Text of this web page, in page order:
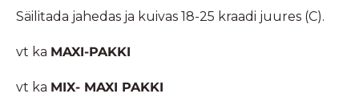
Säilitada jahedas ja kuivas 18-25 kraadi juures (C).
vt ka MAXI-PAKKI
vt ka MIX- MAXI PAKKI